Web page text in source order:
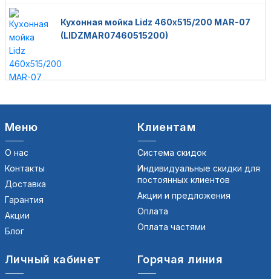
Кухонная мойка Lidz 460х515/200 MAR-07
(LIDZMAR07460515200)
Меню
О нас
Контакты
Доставка
Гарантия
Акции
Блог
Клиентам
Система скидок
Индивидуальные скидки для
постоянных клиентов
Акции и предложения
Оплата
Оплата частями
Личный кабинет Горячая линия